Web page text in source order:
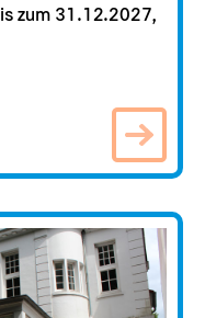
zum 31.12.2027,